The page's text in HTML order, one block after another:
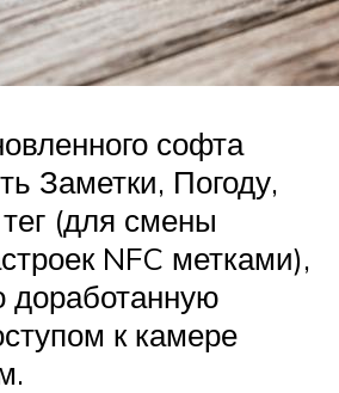
софта
Заметки, Погоду,
(для смены
NFC метками),
доработанную
к камере